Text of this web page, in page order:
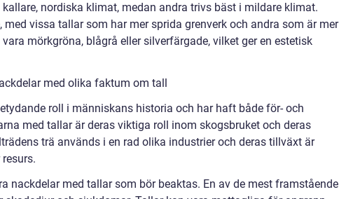
nordiska klimat, medan andra trivs bäst i mildare klimat.
vissa tallar som har mer sprida grenverk och andra som är mer
mörkgröna, blågrå eller silverfärgade, vilket ger en estetisk
med olika faktum om tall
roll i människans historia och har haft både för- och
med tallar är deras viktiga roll inom skogsbruket och deras
trä används i en rad olika industrier och deras tillväxt är
nackdelar med tallar som bör beaktas. En av de mest framstående